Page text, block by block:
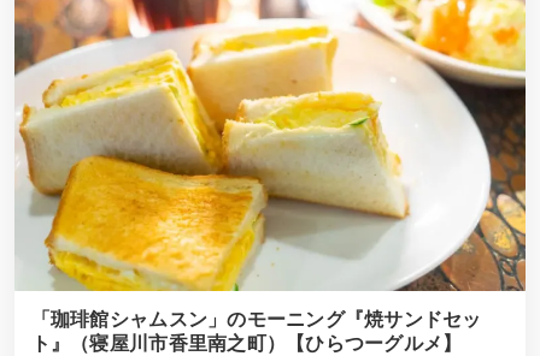
「珈琲館シャムスン」のモーニング『焼サンドセッ
ト』（寝屋川市香里南之町）【ひらつーグルメ】